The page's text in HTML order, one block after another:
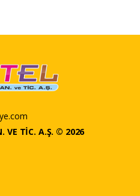
VE TİC. A.Ş. © 2026